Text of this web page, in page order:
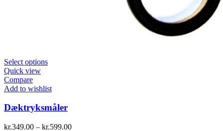
Select options
Quick view
Compare
Add to wishlist
Dæktryksmåler
kr.349.00 – kr.599.00